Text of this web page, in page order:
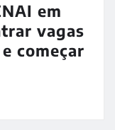
em
vagas
começar